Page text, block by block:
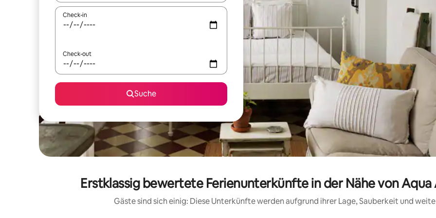
Check-in
Check-out
Suche
Erstklassig bewertete Ferienunterkünfte in der Nähe von
Gäste sind sich einig: Diese Unterkünfte werden aufgrund ihrer Lage, Sauberkeit und